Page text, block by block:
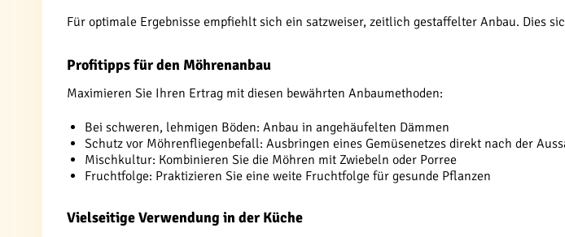
Für optimale Ergebnisse empfiehlt sich ein satzweiser, zeitlich gestaffelter Anbau. Dies
Profitipps für den Möhrenanbau
Maximieren Sie Ihren Ertrag mit diesen bewährten Anbaumethoden:
Bei schweren, lehmigen Böden: Anbau in angehäufelten Dämmen
Schutz vor Möhrenfliegenbefall: Ausbringen eines Gemüsenetzes direkt nach der
Mischkultur: Kombinieren Sie die Möhren mit Zwiebeln oder Porree
Fruchtfolge: Praktizieren Sie eine weite Fruchtfolge für gesunde Pflanzen
Vielseitige Verwendung in der Küche